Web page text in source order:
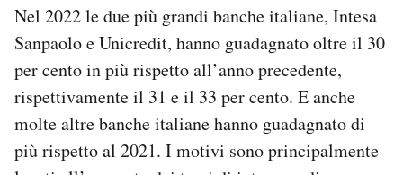
Area Personale
Newsletter
Notifiche mobile
Regala il Post
Esci
Nel 2022 le due più grandi banche italiane, Intesa
Sanpaolo e Unicredit, hanno guadagnato oltre il 30
per cento in più rispetto all’anno precedente,
rispettivamente il 31 e il 33 per cento. E anche
molte altre banche italiane hanno guadagnato di
più rispetto al 2021. I motivi sono principalmente